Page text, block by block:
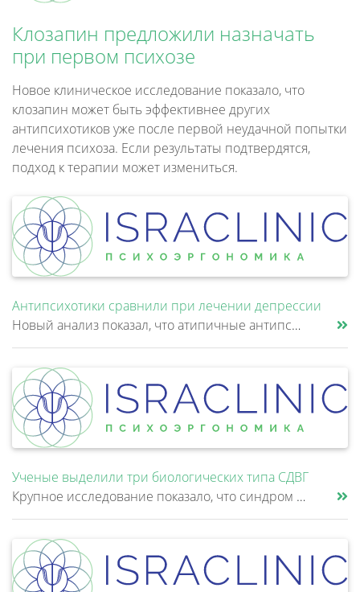
Клозапин предложили назначать
при первом психозе
Новое клиническое исследование показало, что
клозапин может быть эффективнее других
антипсихотиков уже после первой неудачной попытки
лечения психоза. Если результаты подтвердятся,
подход к терапии может измениться.
Антипсихотики сравнили при лечении депрессии
Новый анализ показал, что атипичные антипсихотики, которые иногда добавляют к антидепрессантам при большом депрессивном......
Ученые выделили три биологических типа СДВГ
Крупное исследование показало, что синдром дефицита внимания и гиперактивности (СДВГ) может включать не два, а три биоло......